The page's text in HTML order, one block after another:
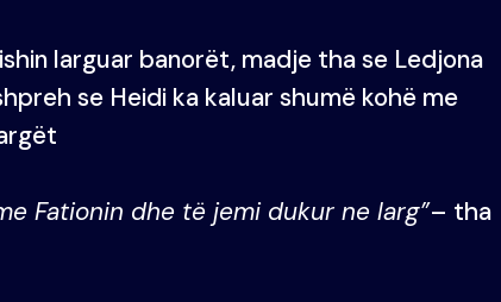
larguar banorët, madje tha se Ledjona
se Heidi ka kaluar shumë kohë me
Fationin dhe të jemi dukur ne larg”– tha